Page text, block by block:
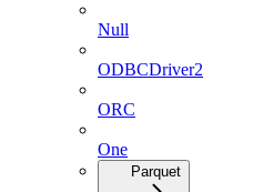
Null
ODBCDriver2
ORC
One
Parquet